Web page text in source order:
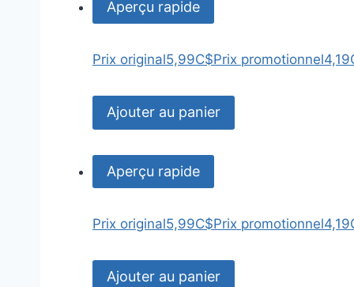
Aperçu rapide
Prix original5,99C$Prix promotionnel
Ajouter au panier
Aperçu rapide
Prix original5,99C$Prix promotionnel
Ajouter au panier